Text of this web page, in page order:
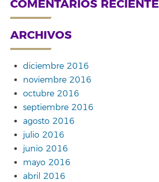
COMENTARIOS
ARCHIVOS
diciembre 2016
noviembre 2016
octubre 2016
septiembre 2016
agosto 2016
julio 2016
junio 2016
mayo 2016
abril 2016